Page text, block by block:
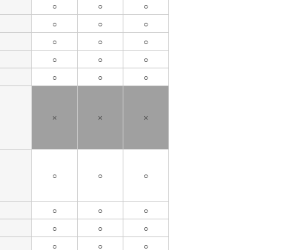
○ ○
○
○ ○
○
○ ○
○
○ ○
○
○ ○ ○
× × ×
○ ○ ○
○ ○
○
○ ○ ○
○ ○
○